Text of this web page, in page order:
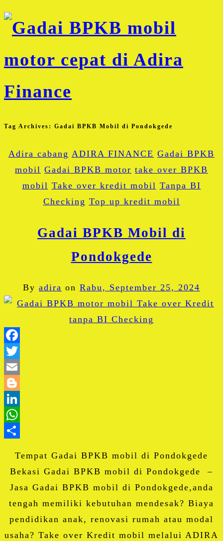
Tag Archives: Gadai BPKB Mobil di Pondokgede
Adira cabang ADIRA FINANCE Gadai BPKB
mobil Gadai BPKB motor take over BPKB
mobil Take over kredit mobil Tanpa BI
Checking Top up kredit mobil
Gadai BPKB Mobil di
Pondokgede
By adira on Rabu, September 25, 2024
Tempat Gadai BPKB mobil di Pondokgede
Bekasi Gadai BPKB mobil di Pondokgede –
Jasa Gadai BPKB mobil di Pondokgede,anda
tengah memiliki kebutuhan mendesak? Biaya
pendidikan anak, renovasi rumah atau modal
usaha? Take over Kredit mobil melalui ADIRA